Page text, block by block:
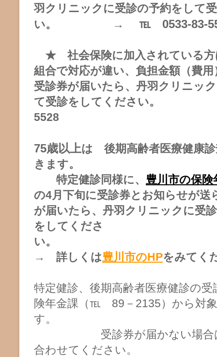
羽クリニックに受診の予約をして
い。
→ ℡ 0533-83-
★ 社会保険に加入されている方
組合で対応が違い、負担金額（費
受診券が届いたら、丹羽クリニッ
て受診をしてください
5528
75歳以上は 後期高齢者医療健康
きます。
特定健診同様に、 豊川市の保険
の4月下旬に受診券とお知らせが
が届いたら、丹羽クリニックに受
をしてくださ
→ 詳しくは豊川市のHPをみてく
特定健診、後期高齢者医療健診の
険年金課（℡ 89－2135）から対
す。
受診券が届かない場合は
合わせてください。